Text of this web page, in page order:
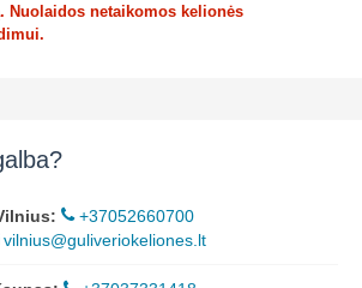
Nuolaidos netaikomos kelionės
+37052660700